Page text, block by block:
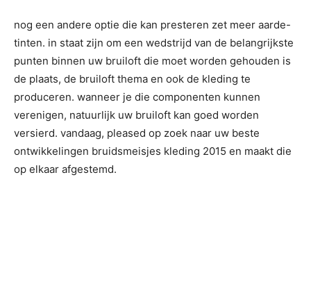
nog een andere optie die kan presteren zet meer aarde-
tinten. in staat zijn om een wedstrijd van de belangrijkste
punten binnen uw bruiloft die moet worden gehouden is
de plaats, de bruiloft thema en ook de kleding te
produceren. wanneer je die componenten kunnen
verenigen, natuurlijk uw bruiloft kan goed worden
versierd. vandaag, pleased op zoek naar uw beste
ontwikkelingen bruidsmeisjes kleding 2015 en maakt die
op elkaar afgestemd.